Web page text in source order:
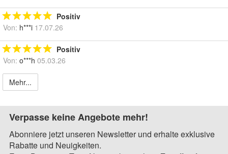
Positiv
Von: h***i 17.07.26
Positiv
Von: o***h 05.03.26
Mehr...
Verpasse keine Angebote mehr!
Abonniere jetzt unseren Newsletter und erhalte exklusive
Rabatte und Neuigkeiten.